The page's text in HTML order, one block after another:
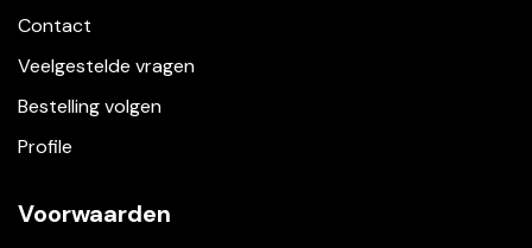
Contact
Veelgestelde vragen
Bestelling volgen
Profile
Voorwaarden